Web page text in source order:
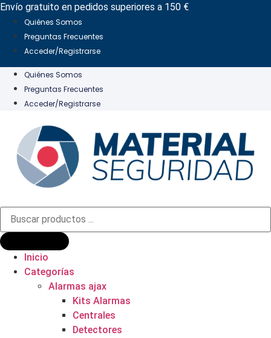
Ir
contenido
Envío gratuito en pedidos superiores a 150 €
Quiénes Somos
Preguntas Frecuentes
Acceder/Registrarse
Quiénes Somos
Preguntas Frecuentes
Acceder/Registrarse
Búsqueda
productos
Inicio
Categorías
Alarmas ajax
Kits Alarmas
Centrales
Detectores